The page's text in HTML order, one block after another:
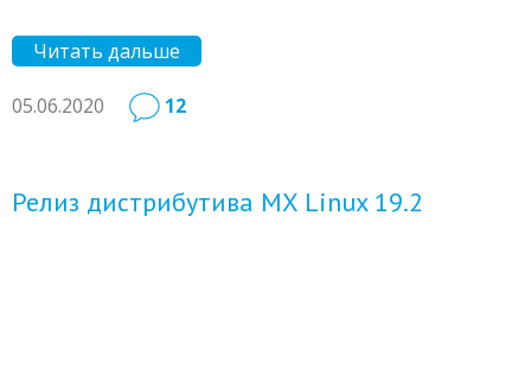
Читать дальше
05.06.2020 12
Релиз дистрибутива MX Linux 19.2